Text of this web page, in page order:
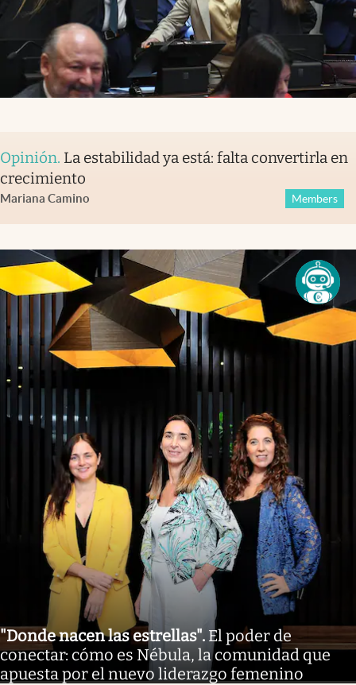
Opinión. La estabilidad ya está: falta convertirla en
crecimiento
Mariana Camino Members
"Donde nacen las estrellas". El poder de
conectar: cómo es Nébula, la comunidad que
apuesta por el nuevo liderazgo femenino